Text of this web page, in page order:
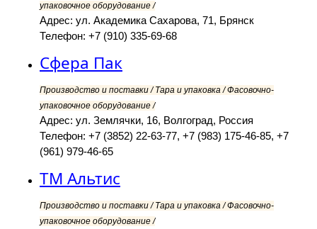
упаковочное оборудование /
Адрес: ул. Академика Сахарова, 71, Брянск
Телефон: +7 (910) 335-69-68
Сфера Пак
Производство и поставки / Тара и упаковка / Фасовочно-
упаковочное оборудование /
Адрес: ул. Землячки, 16, Волгоград, Россия
Телефон: +7 (3852) 22-63-77, +7 (983) 175-46-85, +7
(961) 979-46-65
ТМ Альтис
Производство и поставки / Тара и упаковка / Фасовочно-
упаковочное оборудование /